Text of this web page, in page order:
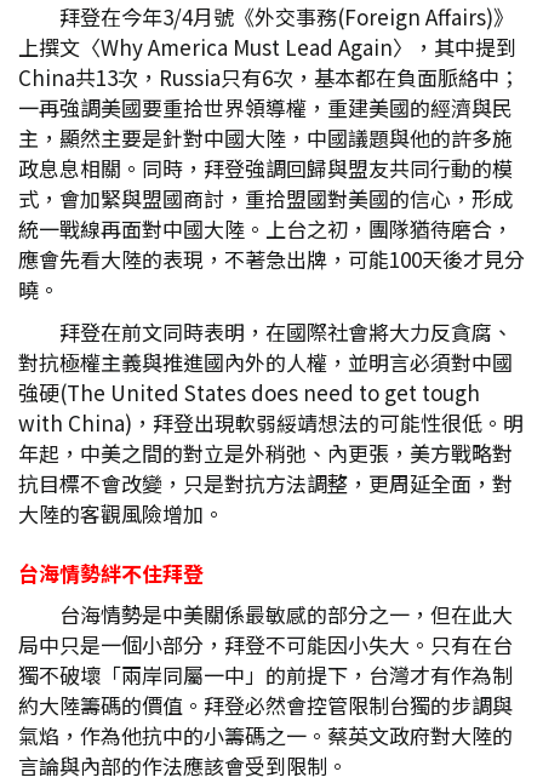
拜登在今年3/4月號《外交事務(Foreign Affairs)》
上撰文〈Why America Must Lead Again〉，其中提到
China共13次，Russia只有6次，基本都在負面脈絡中；
一再強調美國要重拾世界領導權，重建美國的經濟與民
主，顯然主要是針對中國大陸，中國議題與他的許多施
政息息相關。同時，拜登強調回歸與盟友共同行動的模
式，會加緊與盟國商討，重拾盟國對美國的信心，形成
統一戰線再面對中國大陸。上台之初，團隊猶待磨合，
應會先看大陸的表現，不著急出牌，可能100天後才見分
曉。
拜登在前文同時表明，在國際社會將大力反貪腐、
對抗極權主義與推進國內外的人權，並明言必須對中國
強硬(The United States does need to get tough
with China)，拜登出現軟弱綏靖想法的可能性很低。明
年起，中美之間的對立是外稍弛、內更張，美方戰略對
抗目標不會改變，只是對抗方法調整，更周延全面，對
大陸的客觀風險增加。
台海情勢絆不住拜登
台海情勢是中美關係最敏感的部分之一，但在此大
局中只是一個小部分，拜登不可能因小失大。只有在台
獨不破壞「兩岸同屬一中」的前提下，台灣才有作為制
約大陸籌碼的價值。拜登必然會控管限制台獨的步調與
氣焰，作為他抗中的小籌碼之一。蔡英文政府對大陸的
言論與內部的作法應該會受到限制。